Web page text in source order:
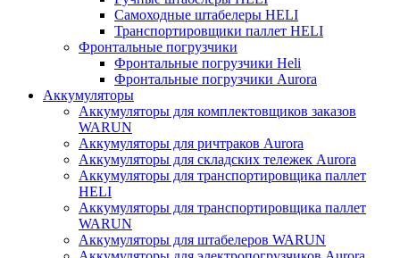
Самоходные штабелеры HELI
Транспортировщики паллет HELI
Фронтальные погрузчики
Фронтальные погрузчики Heli
Фронтальные погрузчики Aurora
Аккумуляторы
Аккумуляторы для комплектовщиков заказов
WARUN
Аккумуляторы для ричтраков Aurora
Аккумуляторы для складских тележек Aurora
Аккумуляторы для транспортировщика паллет
HELI
Аккумуляторы для транспортировщика паллет
WARUN
Аккумуляторы для штабелеров WARUN